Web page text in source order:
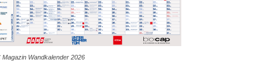
Magazin Wandkalender 2026